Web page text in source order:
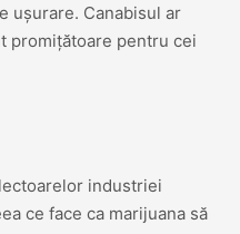
ușurare. Canabisul ar
promițătoare pentru cei
industriei
ce face ca marijuana să